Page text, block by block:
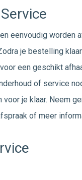
eenvoudig worden
je bestelling
een geschikt
of service
je klaar. Neem
of meer